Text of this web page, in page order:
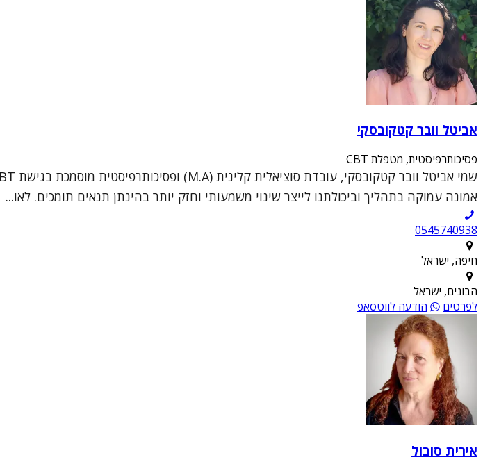
אביטל וובר קטקובסקי
פסיכותרפיסטית, מטפלת CBT
אמונה עמוקה בתהליך וביכולתנו לייצר שינוי משמעותי וחזק יותר בהינתן תנאים תומכים. לאו...
0545740938
חיפה, ישראל
הבונים, ישראל
לפרטים
הודעה לווטסאפ
אירית סובול